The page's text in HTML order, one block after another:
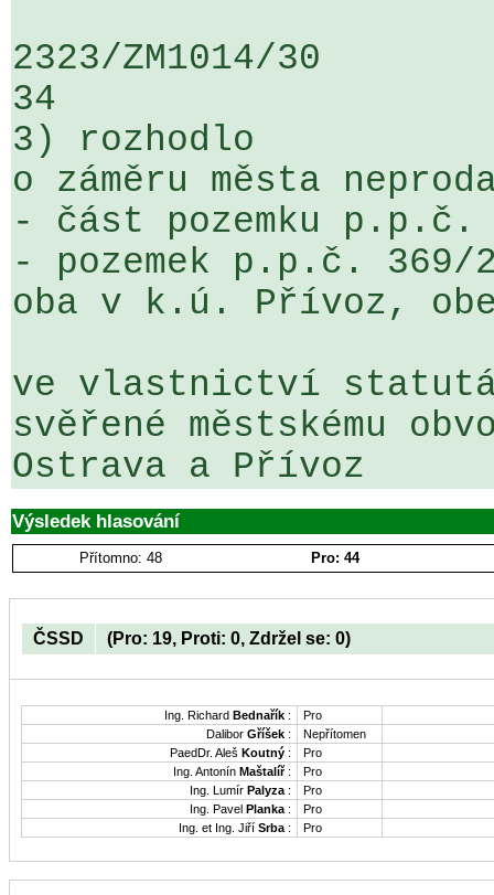
2323/ZM1014/30
34
3) rozhodlo
o záměru města
- část pozemku
- pozemek p.p.č.
oba v k.ú. Přívoz,
ve vlastnictví
svěřené městskému
Ostrava a Přívoz
Výsledek hlasování
Přítomno: 48 Pro: 44
ČSSD (Pro: 19, Proti: 0, Zdržel se: 0)
Ing. Richard Bednařík :
Pro
Dalibor Gříšek :
Nepřítomen
PaedDr. Aleš Koutný :
Pro
Ing. Antonín Maštalíř:
Pro
Ing. Lumír Palyza :
Pro
Ing. Pavel Planka :
Pro
Ing. et Ing. Jiří Srba : Pro